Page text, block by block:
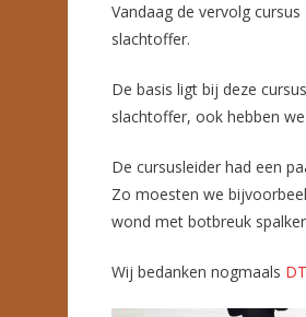
Vandaag de vervolg
slachtoffer.
De basis ligt bij deze
slachtoffer, ook hebben
De cursusleider had een
Zo moesten we
wond met botbreuk
Wij bedanken nogmaals